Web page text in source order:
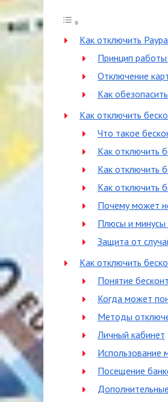
Как отключить
Принцип
Отключение
Как
Как отключить
Что такое
Как отключить
Как отключить
Как отключить
Почему может
Плюсы и минусы
Защита от
Как отключить
Понятие
Когда может
Методы
Личный кабинет
Использование
Посещение